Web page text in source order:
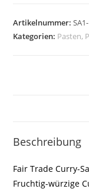
Artikelnummer:
Kategorien: Pasten,
Beschreibung
Fair Trade Curry-
Fruchtig-würzige